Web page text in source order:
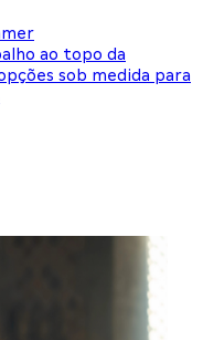
ao topo da
sob medida para